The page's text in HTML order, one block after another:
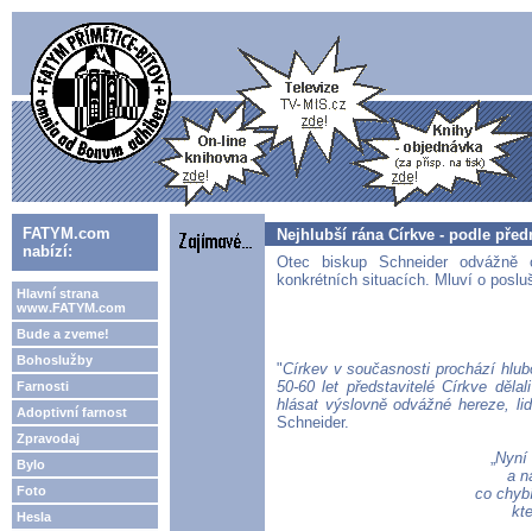
FATYM.com
nabízí:
Hlavní strana
www.FATYM.com
Bude a zveme!
Bohoslužby
Farnosti
Adoptivní farnost
Zpravodaj
Bylo
Foto
Hesla
Nejhlubší rána Církve - podle
Otec biskup Schneider
konkrétních situacích. Mluví o
"Církev v současnosti prochází
50-60 let představitelé Církve
hlásat výslovně odvážné hereze,
Schneider.
„Nyní
a
co